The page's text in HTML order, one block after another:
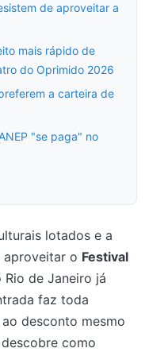
de aproveitar a
mais rápido de
do Oprimido 2026
a carteira de
"se paga" no
lotados e a
aproveitar o Festival
Rio de Janeiro já
faz toda
desconto mesmo
como